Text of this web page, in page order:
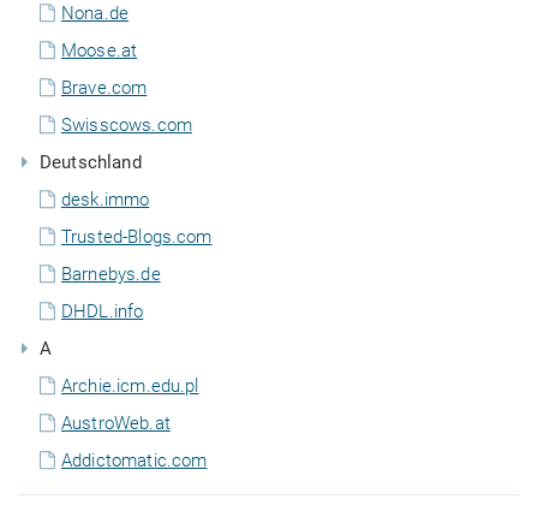
Nona.de
Moose.at
Brave.com
Swisscows.com
Deutschland
desk.immo
Trusted-Blogs.com
Barnebys.de
DHDL.info
A
Archie.icm.edu.pl
AustroWeb.at
Addictomatic.com